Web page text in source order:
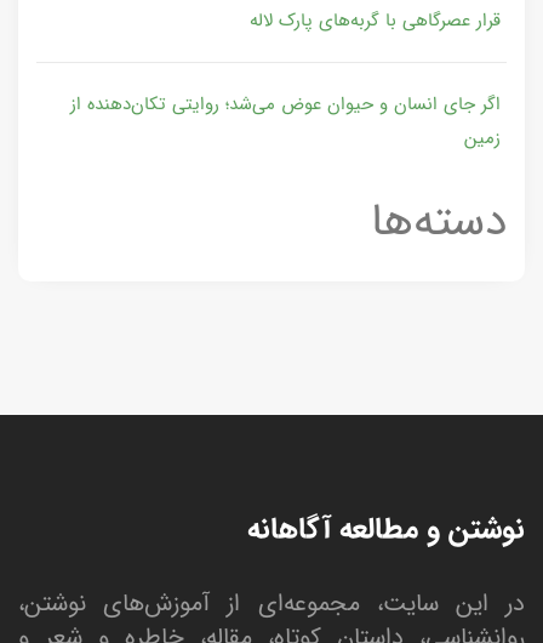
قرار عصرگاهی با گربه‌های پارک لاله
اگر جای انسان و حیوان عوض می‌شد؛ روایتی تکان‌دهنده از
زمین
دسته‌ها
نوشتن و مطالعه آگاهانه
در این سایت، مجموعه‌ای از آموزش‌های نوشتن،